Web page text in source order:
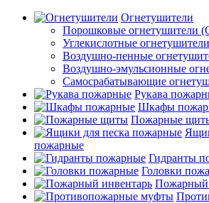
Огнетушители
Порошковые огнетушители
Углекислотные
Воздушно-пенные
Воздушно-эмульсионные
Самосрабатывающие
Рукава
Шкафы
Пожарные
пожарные
Гидранты
Головки
Пожарный